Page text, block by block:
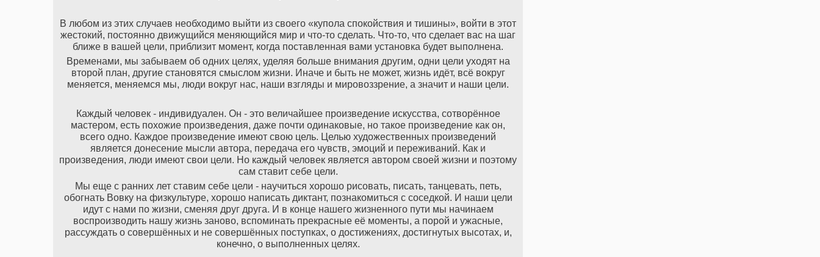
В любом из этих случаев необходимо выйти из своего «купола спокойствия и тишины», войти в этот
жестокий, постоянно движущийся меняющийся мир и что-то сделать. Что-то, что сделает вас на шаг
ближе в вашей цели, приблизит момент, когда поставленная вами установка будет выполнена.
Временами, мы забываем об одних целях, уделяя больше внимания другим, одни цели уходят на
второй план, другие становятся смыслом жизни. Иначе и быть не может, жизнь идёт, всё вокруг
меняется, меняемся мы, люди вокруг нас, наши взгляды и мировоззрение, а значит и наши цели.
Каждый человек - индивидуален. Он - это величайшее произведение искусства, сотворённое
мастером, есть похожие произведения, даже почти одинаковые, но такое произведение как он,
всего одно. Каждое произведение имеют свою цель. Целью художественных произведений
является донесение мысли автора, передача его чувств, эмоций и переживаний. Как и
произведения, люди имеют свои цели. Но каждый человек является автором своей жизни и поэтому
сам ставит себе цели.
Мы еще с ранних лет ставим себе цели - научиться хорошо рисовать, писать, танцевать, петь,
обогнать Вовку на физкультуре, хорошо написать диктант, познакомиться с соседкой. И наши цели
идут с нами по жизни, сменяя друг друга. И в конце нашего жизненного пути мы начинаем
воспроизводить нашу жизнь заново, вспоминать прекрасные её моменты, а порой и ужасные,
рассуждать о совершённых и не совершённых поступках, о достижениях, достигнутых высотах, и,
конечно, о выполненных целях.